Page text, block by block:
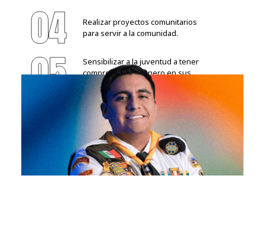
Realizar proyectos comunitarios
para servir a la comunidad.
Sensibilizar a la juventud a tener
compromiso misionero en sus
respectivas iglesias.